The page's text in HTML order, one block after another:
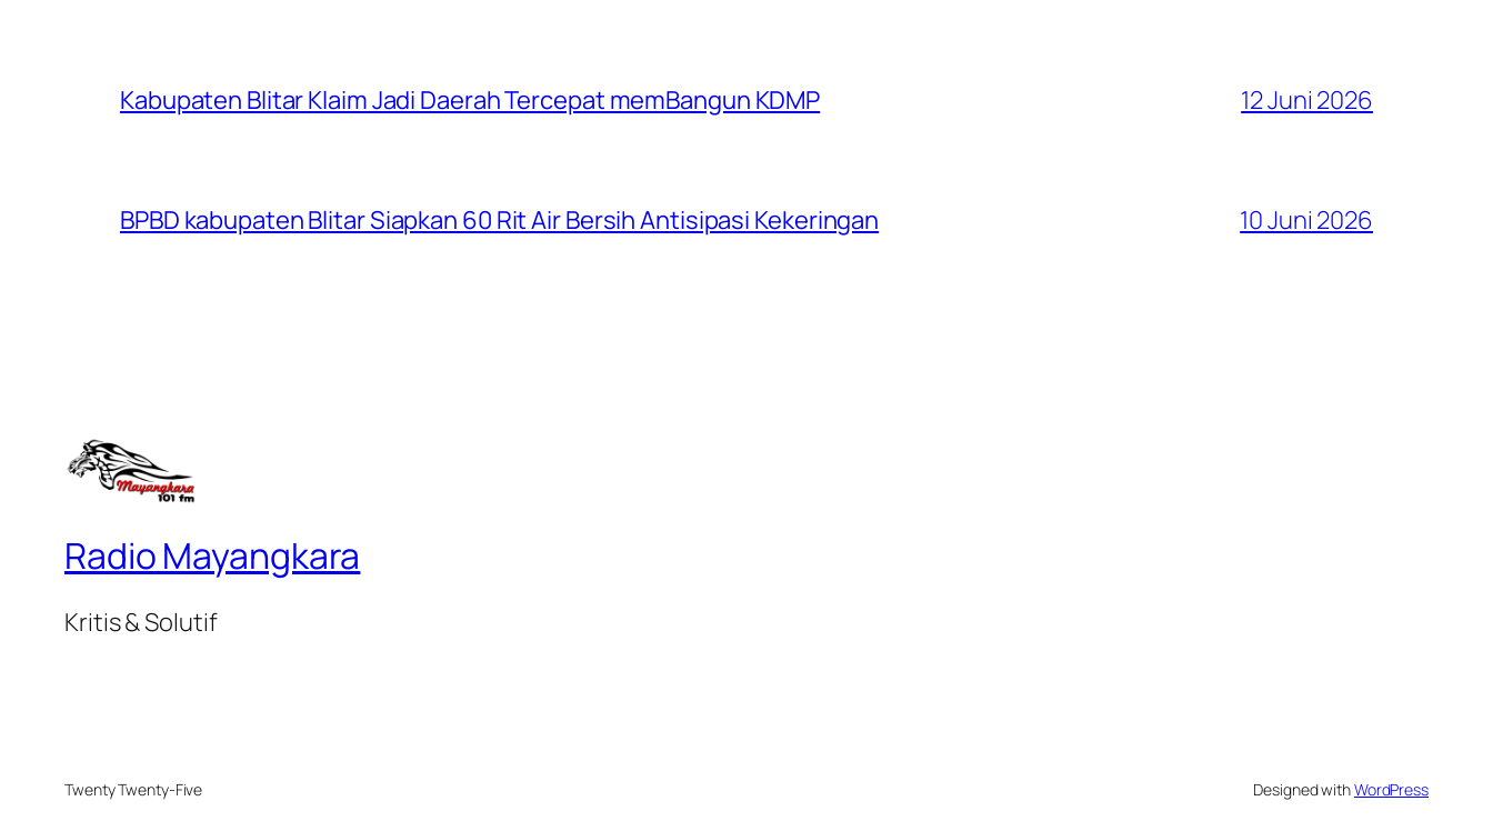
Kabupaten Blitar Klaim Jadi Daerah Tercepat memBangun KDMP 12 Juni 2026
BPBD kabupaten Blitar Siapkan 60 Rit Air Bersih Antisipasi Kekeringan 10 Juni 2026
Radio Mayangkara
Kritis & Solutif
Twenty Twenty-Five Designed withWordPress